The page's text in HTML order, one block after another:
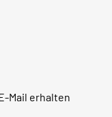
Mail erhalten